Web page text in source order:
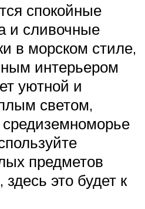
спокойные
и сливочные
в морском стиле,
интерьером
уютной и
светом,
предметов
это будет к